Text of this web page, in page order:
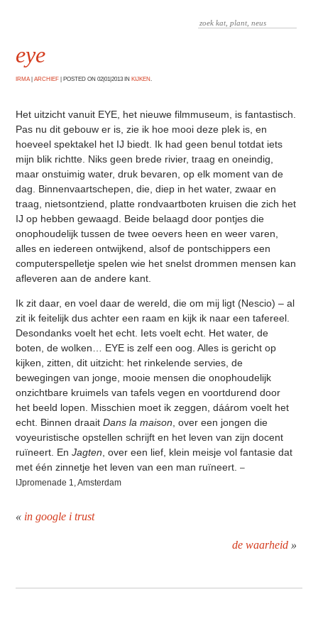
eye
IRMA|ARCHIEF POSTED ON 02|01|2013 IN KIJKEN.
Het uitzicht vanuit EYE, het nieuwe filmmuseum, is fantastisch.
Pas nu dit gebouw er is, zie ik hoe mooi deze plek is, en
hoeveel spektakel het IJ biedt. Ik had geen benul totdat iets
mijn blik richtte. Niks geen brede rivier, traag en oneindig,
maar onstuimig water, druk bevaren, op elk moment van de
dag. Binnenvaartschepen, die, diep in het water, zwaar en
traag, nietsontziend, platte rondvaartboten kruisen die zich het
IJ op hebben gewaagd. Beide belaagd door pontjes die
onophoudelijk tussen de twee oevers heen en weer varen,
alles en iedereen ontwijkend, alsof de pontschippers een
computerspelletje spelen wie het snelst drommen mensen kan
afleveren aan de andere kant.
Ik zit daar, en voel daar de wereld, die om mij ligt (Nescio) – al
zit ik feitelijk dus achter een raam en kijk ik naar een tafereel.
Desondanks voelt het echt. Iets voelt echt. Het water, de
boten, de wolken… EYE is zelf een oog. Alles is gericht op
kijken, zitten, dit uitzicht: het rinkelende servies, de
bewegingen van jonge, mooie mensen die onophoudelijk
onzichtbare kruimels van tafels vegen en voortdurend door
het beeld lopen. Misschien moet ik zeggen, dáárom voelt het
echt. Binnen draaitDans la maison, over een jongen die
voyeuristische opstellen schrijft en het leven van zijn docent
ruïneert. EnJagten, over een lief, klein meisje vol fantasie dat
met één zinnetje het leven van een man ruïneert.–
IJpromenade 1, Amsterdam
« in google i trust
de waarheid»